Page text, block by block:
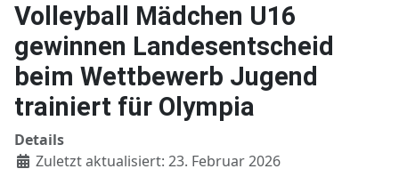
Volleyball Mädchen U16
gewinnen Landesentscheid
beim Wettbewerb Jugend
trainiert für Olympia
Details
Zuletzt aktualisiert: 23. Februar 2026